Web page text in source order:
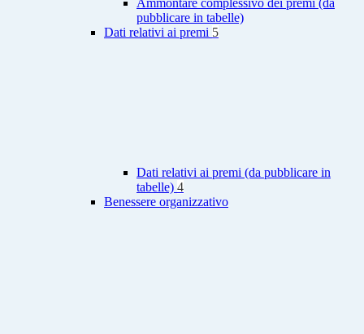
Ammontare complessivo dei premi (da
pubblicare in tabelle)
Dati relativi ai premi 5
Dati relativi ai premi (da pubblicare in
tabelle) 4
Benessere organizzativo